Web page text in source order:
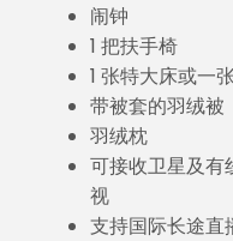
闹钟
1 把扶手椅
1 张特大床或一
带被套的羽绒被
羽绒枕
可接收卫星及有
视
支持国际长途直